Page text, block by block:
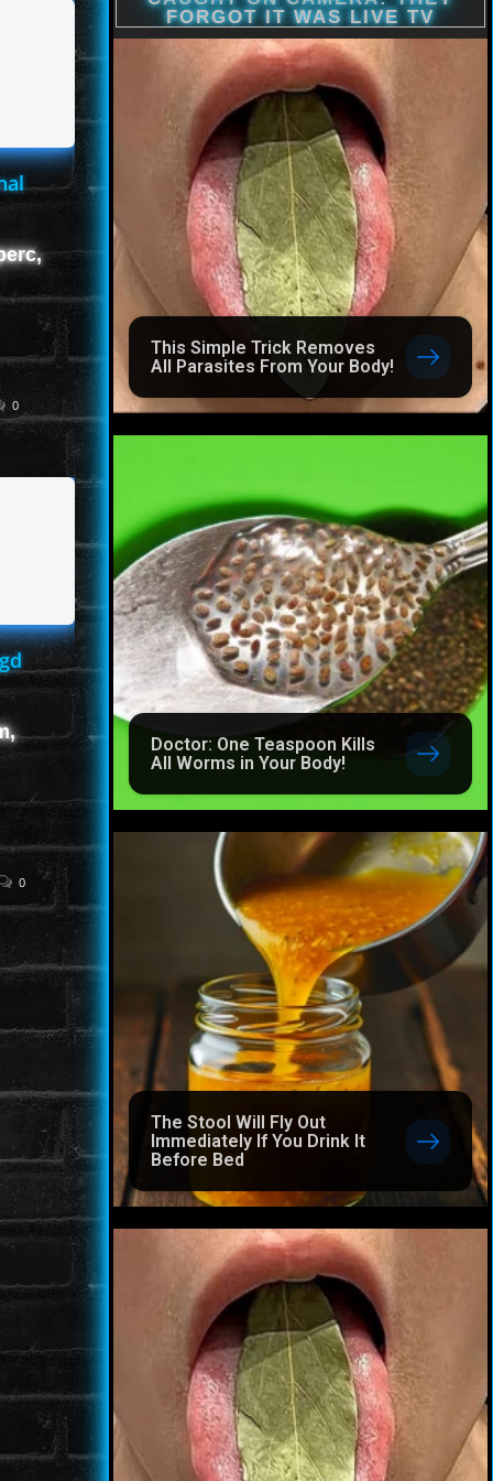
0
0
This Simple Trick Removes
All Parasites From Your Body!
Doctor: One Teaspoon Kills
All Worms in Your Body!
The Stool Will Fly Out
Immediately If You Drink It
Before Bed